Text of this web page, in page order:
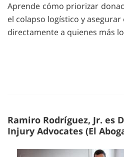
Aprende cómo priorizar
el colapso logístico y
directamente a quienes más
Ramiro Rodríguez, Jr. es
Injury Advocates (El